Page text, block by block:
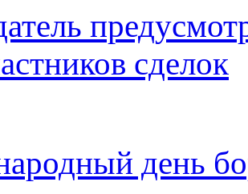
сделок
день